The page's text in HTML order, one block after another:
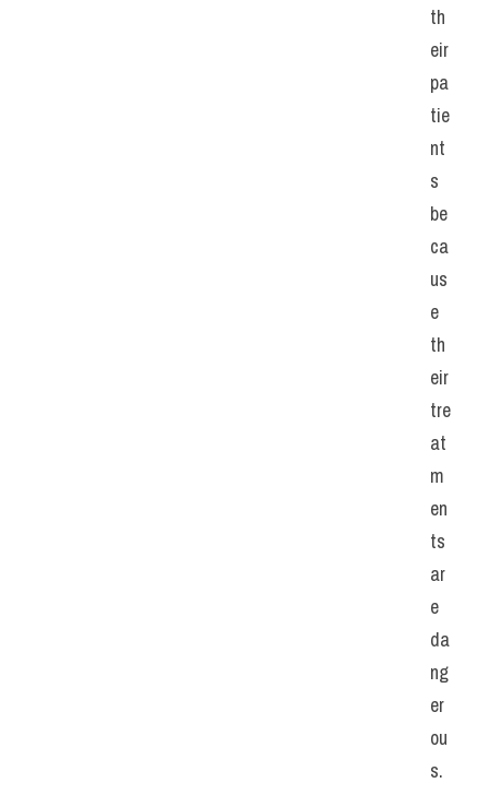
th
eir
pa
tie
nt
s
be
ca
us
e
th
eir
tre
at
m
en
ts
ar
e
da
ng
er
ou
s.